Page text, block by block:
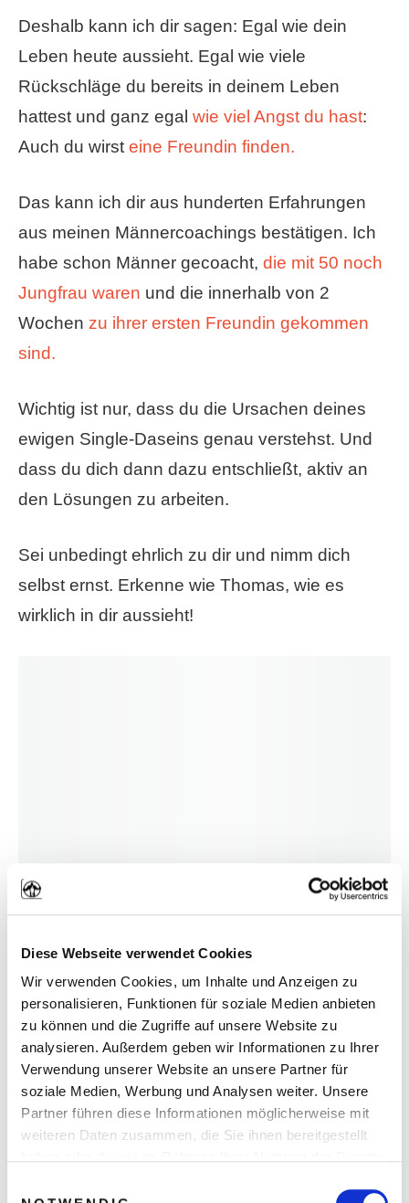
Diese Webseite verwendet Cookies
Wir verwenden Cookies, um Inhalte und Anzeigen zu
personalisieren, Funktionen für soziale Medien anbieten
zu können und die Zugriffe auf unsere Website zu
analysieren. Außerdem geben wir Informationen zu Ihrer
Verwendung unserer Website an unsere Partner für
soziale Medien, Werbung und Analysen weiter. Unsere
Partner führen diese Informationen möglicherweise mit
weiteren Daten zusammen, die Sie ihnen bereitgestellt
Deshalb kann ich dir sagen: Egal wie dein
Leben heute aussieht. Egal wie viele
Rückschläge du bereits in deinem Leben
hattest und ganz egal wie viel Angst du hast:
Auch du wirst eine Freundin finden.
Das kann ich dir aus hunderten Erfahrungen
aus meinen Männercoachings bestätigen. Ich
habe schon Männer gecoacht, die mit 50 noch
Jungfrau waren und die innerhalb von 2
Wochen zu ihrer ersten Freundin gekommen
sind.
Wichtig ist nur, dass du die Ursachen deines
ewigen Single-Daseins genau verstehst. Und
dass du dich dann dazu entschließt, aktiv an
den Lösungen zu arbeiten.
Sei unbedingt ehrlich zu dir und nimm dich
selbst ernst. Erkenne wie Thomas, wie es
wirklich in dir aussieht!
3. 10 Ursachen, warum du noch